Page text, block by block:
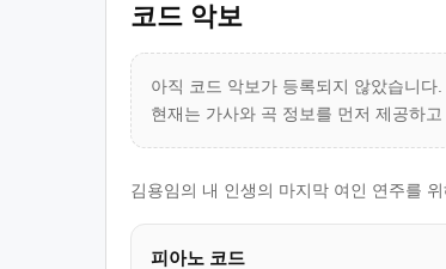
코드 악보
아직 코드 악보가 등록되지 않았습니다.
현재는 가사와 곡 정보를 먼저 제공하
김용임의 내 인생의 마지막 여인 연주를
피아노 코드